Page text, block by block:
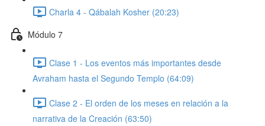
Charla 4 - Qábalah Kosher (20:23)
Módulo 7
Clase 1 - Los eventos más importantes desde
Avraham hasta el Segundo Templo (64:09)
Clase 2 - El orden de los meses en relación a la
narrativa de la Creación (63:50)